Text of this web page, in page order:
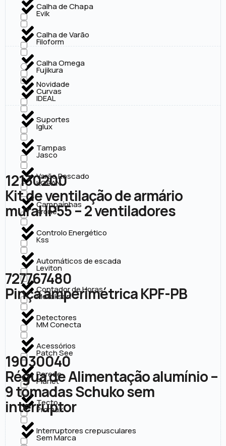
Calha de Chapa
Calha de Varão
Calha Omega
Curvas
Suportes
Tampas
Varão Roscado
Campaínhas
Controlo Energético
Automáticos de escada
Contador de Horas
Detectores
Acessórios
Parede
Tecto
Interruptores crepusculares
Evik
Filoform
Fujikura
IDEAL
Iglux
Jasco
KOBAN
Krone
Kss
Leviton
Metaksan
MM Conecta
Patch See
Planet
Promax
Sem Marca
Novidade
12130200
Kit de ventilação de armário
mural IP55 – 2 ventiladores
727767480
Pinça amperimétrica KPF-PB
19030040
Régua de Alimentação alumínio –
9 tomadas Schuko sem
interruptor